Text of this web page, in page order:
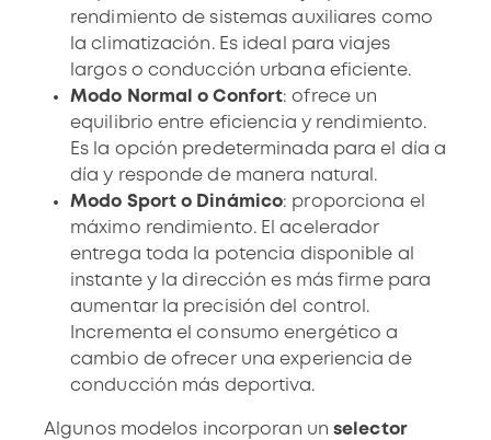
rendimiento de sistemas auxiliares como
la climatización. Es ideal paraviajes
largoso conducción urbana eficiente.
Modo Normal o Confort: ofrece un
equilibrio entre eficiencia y rendimiento.
Es la opción predeterminada para el día a
día y responde de manera natural.
Modo Sport o Dinámico: proporciona el
máximo rendimiento. El acelerador
entrega toda la potencia disponible al
instante y la dirección es más firme para
aumentar la precisión del control.
Incrementa el consumo energético a
cambio de ofrecer una experiencia de
conducción más deportiva.
Algunos modelos incorporan un selector